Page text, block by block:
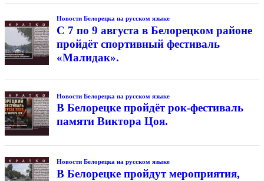
Новости Белорецка на русском языке
С 7 по 9 августа в Белорецком районе
пройдёт спортивный фестиваль
«Малидак».
Новости Белорецка на русском языке
В Белорецке пройдёт рок-фестиваль
памяти Виктора Цоя.
Новости Белорецка на русском языке
В Белорецке пройдут мероприятия,